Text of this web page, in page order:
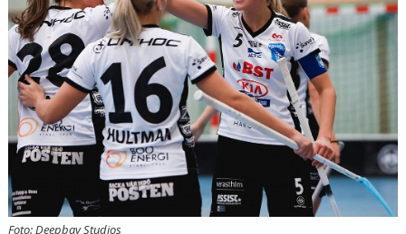
Foto: Deepbay Studios